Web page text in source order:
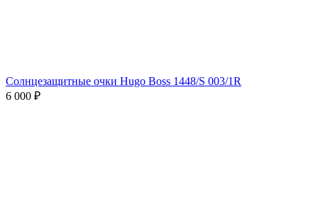
Солнцезащитные очки Hugo Boss 1448/S 003/1R
6 000 ₽